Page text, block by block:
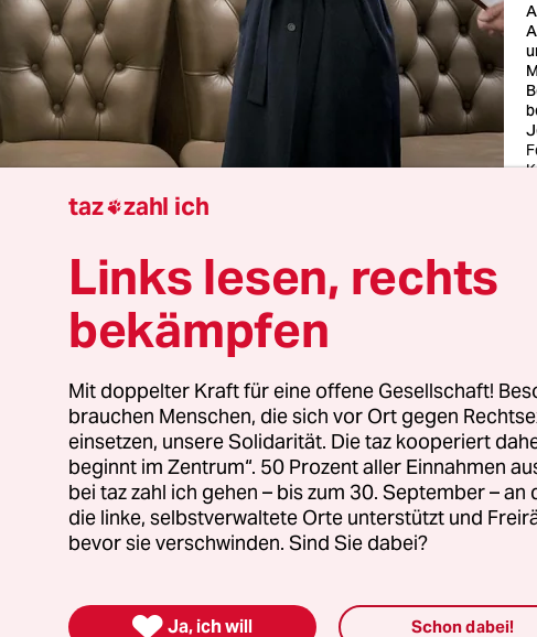
SchulzeundChristian Rath
und war schnell wieder vorbei. An einem
war schon nach Mitternacht, landete
Berlin. Nach Sonnenaufgang absolvierte er
er ein Holocaust-Mahnmal weit im Westen
sprach er mit Bundeskanzler Scholz im
traf er Bundespräsident Steinmeier. Am
wieder weg.
Besuch des israelischen
taz zahl ich
Links lesen, rechts
bekämpfen
Mit doppelter Kraft für eine offene Gesellschaft!
brauchen Menschen, die sich vor Ort gegen
einsetzen, unsere Solidarität. Die taz kooperiert
beginnt im Zentrum“. 50 Prozent aller Einnahmen
bei taz zahl ich gehen – bis zum 30. September – an
die linke, selbstverwaltete Orte unterstützt und
bevor sie verschwinden. Sind Sie dabei?
 Ja, ich will Schon dabei!